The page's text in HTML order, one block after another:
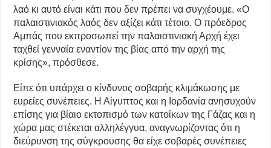
λαό κι αυτό είναι κάτι που δεν πρέπει να συγχέουμε. «Ο
παλαιστινιακός λαός δεν αξίζει κάτι τέτοιο. Ο πρόεδρος
Αμπάς που εκπροσωπεί την παλαιστινιακή Αρχή έχει
ταχθεί γενναία εναντίον της βίας από την αρχή της
κρίσης», πρόσθεσε.
Είπε ότι υπάρχει ο κίνδυνος σοβαρής κλιμάκωσης με
ευρείες συνέπειες. Η Αίγυπτος και η Ιορδανία ανησυχούν
επίσης για βίαιο εκτοπισμό των κατοίκων της Γάζας και η
χώρα μας στέκεται αλληλέγγυα, αναγνωρίζοντας ότι η
διεύρυνση της σύγκρουσης θα είχε σοβαρές συνέπειες